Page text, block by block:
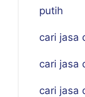
putih
cari jasa
cari jasa
cari jasa